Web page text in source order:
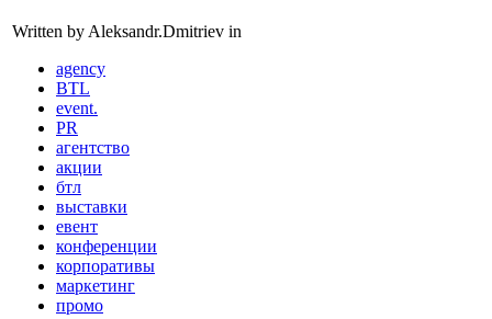
Written by Aleksandr.Dmitriev in
agency
BTL
event.
PR
агентство
акции
бтл
выставки
евент
конференции
корпоративы
маркетинг
промо